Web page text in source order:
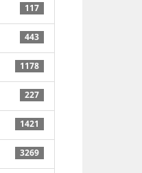
117
443
1178
227
1421
3269